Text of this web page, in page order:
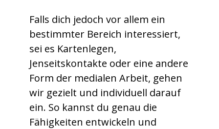
Falls dich jedoch vor allem ein
bestimmter Bereich interessiert,
sei es Kartenlegen,
Jenseitskontakte oder eine andere
Form der medialen Arbeit, gehen
wir gezielt und individuell darauf
ein. So kannst du genau die
Fähigkeiten entwickeln und